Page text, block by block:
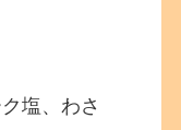
塩、わさ